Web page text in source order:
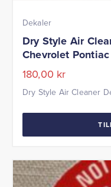
Dekaler
Dry Style Air
Chevrolet Pontiac
180,00 kr
Dry Style Air Cleaner